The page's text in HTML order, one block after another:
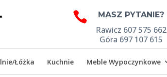
 MASZ PYTANIE?
Rawicz 607 575 662
Góra 697 107 615
Łóżka Kuchnie Meble Wypoczynkowe